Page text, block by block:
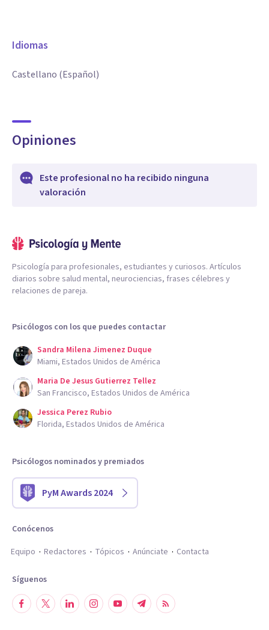
Idiomas
Castellano (Español)
Opiniones
Este profesional no ha recibido ninguna
valoración
Psicología para profesionales, estudiantes y curiosos. Artículos
diarios sobre salud mental, neurociencias, frases célebres y
relaciones de pareja.
Psicólogos con los que puedes contactar
Sandra Milena Jimenez Duque
Miami, Estados Unidos de América
Maria De Jesus Gutierrez Tellez
San Francisco, Estados Unidos de América
Jessica Perez Rubio
Florida, Estados Unidos de América
Psicólogos nominados y premiados
PyM Awards 2024
Conócenos
Equipo
Redactores Tópicos Anúnciate Contacta
Síguenos